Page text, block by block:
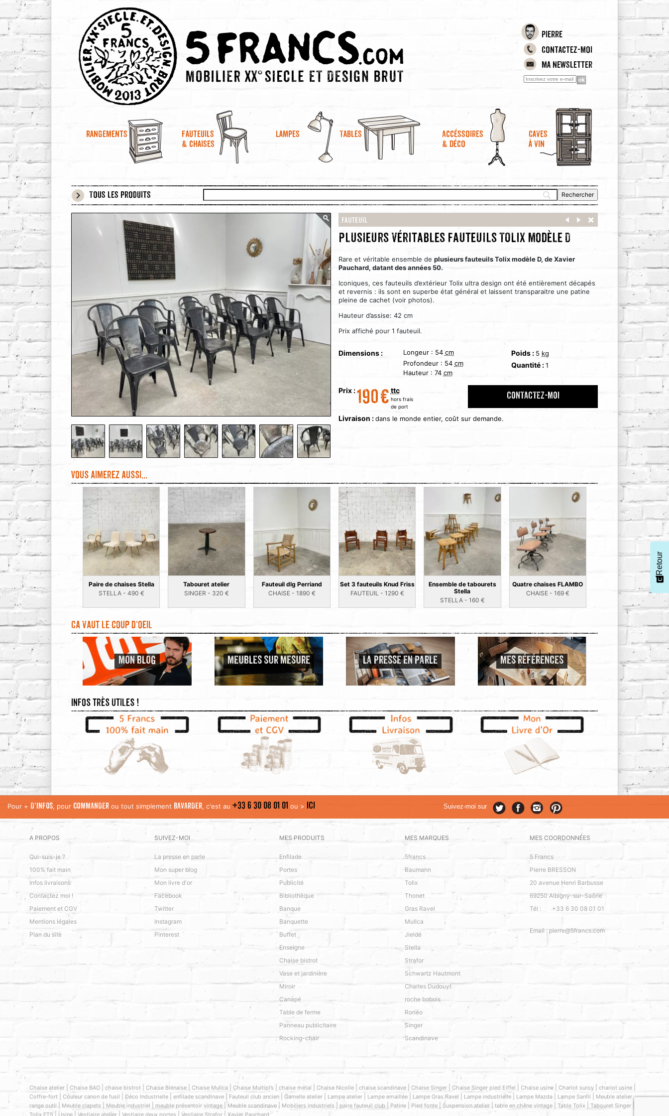
Pierre
Contactez-moi
Ma newsletter
Rangements
Fauteuils
& chaises
Lampes Tables
Accéssoires
& déco
Caves
à vin
Tous les produits
Fauteuil
Plusieurs véritables fauteuils TOLIX modèle D
Rare et véritable ensemble de plusieurs fauteuils Tolix modèle D, de Xavier
Pauchard, datant des années 50.
Iconiques, ces fauteuils d’extérieur Tolix ultra design ont été entièrement décapés
et revernis : ils sont en superbe état général et laissent transparaitre une patine
pleine de cachet (voir photos).
Hauteur d’assise: 42 cm
Prix affiché pour 1 fauteuil.
Dimensions : Longeur : 54 cm
Profondeur : 54 cm
Hauteur : 74 cm
Poids : 5 kg
Quantité :1
Prix :190€ ttc
hors frais
de port
CONTACTEZ-MOI
Livraison :dans le monde entier, coût sur demande.
Vous aimerez aussi...
Paire de chaises Stella
STELLA - 490 €
Tabouret atelier
SINGER - 320 €
Fauteuil dlg Perriand
CHAISE - 1890 €
Set 3 fauteuils Knud Friss
FAUTEUIL - 1290 €
Ensemble de tabourets
Stella
STELLA - 160 €
Quatre chaises FLAMBO
CHAISE - 169 €
Ca vaut le coup d'oeil
MON BLOG MEUBLES SUR MESURE LA PRESSE EN PARLE MES RÉFÉRENCES
Infos très utiles !
Pour + D'INFOS, pour COMMANDER ou tout simplement BAVARDER, c'est au +33 6 30 08 01 01 ou > ICI Suivez-moi sur
A PROPOS
Qui-suis-je ?
100% fait main
Infos livraisons
Contactez moi !
Paiement et CGV
Mentions légales
Plan du site
SUIVEZ-MOI
La presse en parle
Mon super blog
Mon livre d'or
Facebook
Twitter
Instagram
Pinterest
MES PRODUITS
Enfilade
Portes
Publicité
Bibliothèque
Banque
Banquette
Buffet
Enseigne
Chaise bistrot
Vase et jardinière
Miroir
Canapé
Table de ferme
Panneau publicitaire
Rocking-chair
MES MARQUES
5francs
Baumann
Tolix
Thonet
Gras Ravel
Mullca
Jieldé
Stella
Strafor
Schwartz Hautmont
Charles Dudouyt
roche bobois
Ronéo
Singer
Scandinave
MES COORDONNÉES
5 Francs
Pierre BRESSON
20 avenue Henri Barbusse
69250 Albigny-sur-Saône
Tél :
+33 6 30 08 01 01
Email : pierre@5francs.com
Chaise atelier Chaise BAO chaise bistrot Chaise Biénaise Chaise Mullca Chaise Multipl’s chaise métal Chaise Nicolle chaise scandinave Chaise Singer Chaise Singer pied Eiffel Chaise usine Chariot suroy chariot usine
Coffre-fort Couleur canon de fusil Déco Industrielle enfilade scandinave Fauteuil club ancien Gamelle atelier Lampe atelier Lampe emaillée Lampe Gras Ravel Lampe industrielle Lampe Mazda Lampe Sanfil
Meuble atelier
range outil
Meuble clapets Meuble industriel meuble présentoir vintage |Meuble scandinave Mobiliers industriels paire fauteuil club Patine Pied fonte Suspension atelier table en chêne vintage Table Tolix Tabouret Singer
Tolix FT5 Usine Vestiaire atelier Vestiaire deux portes Vestiaire Strafor Xavier Pauchard
Retour